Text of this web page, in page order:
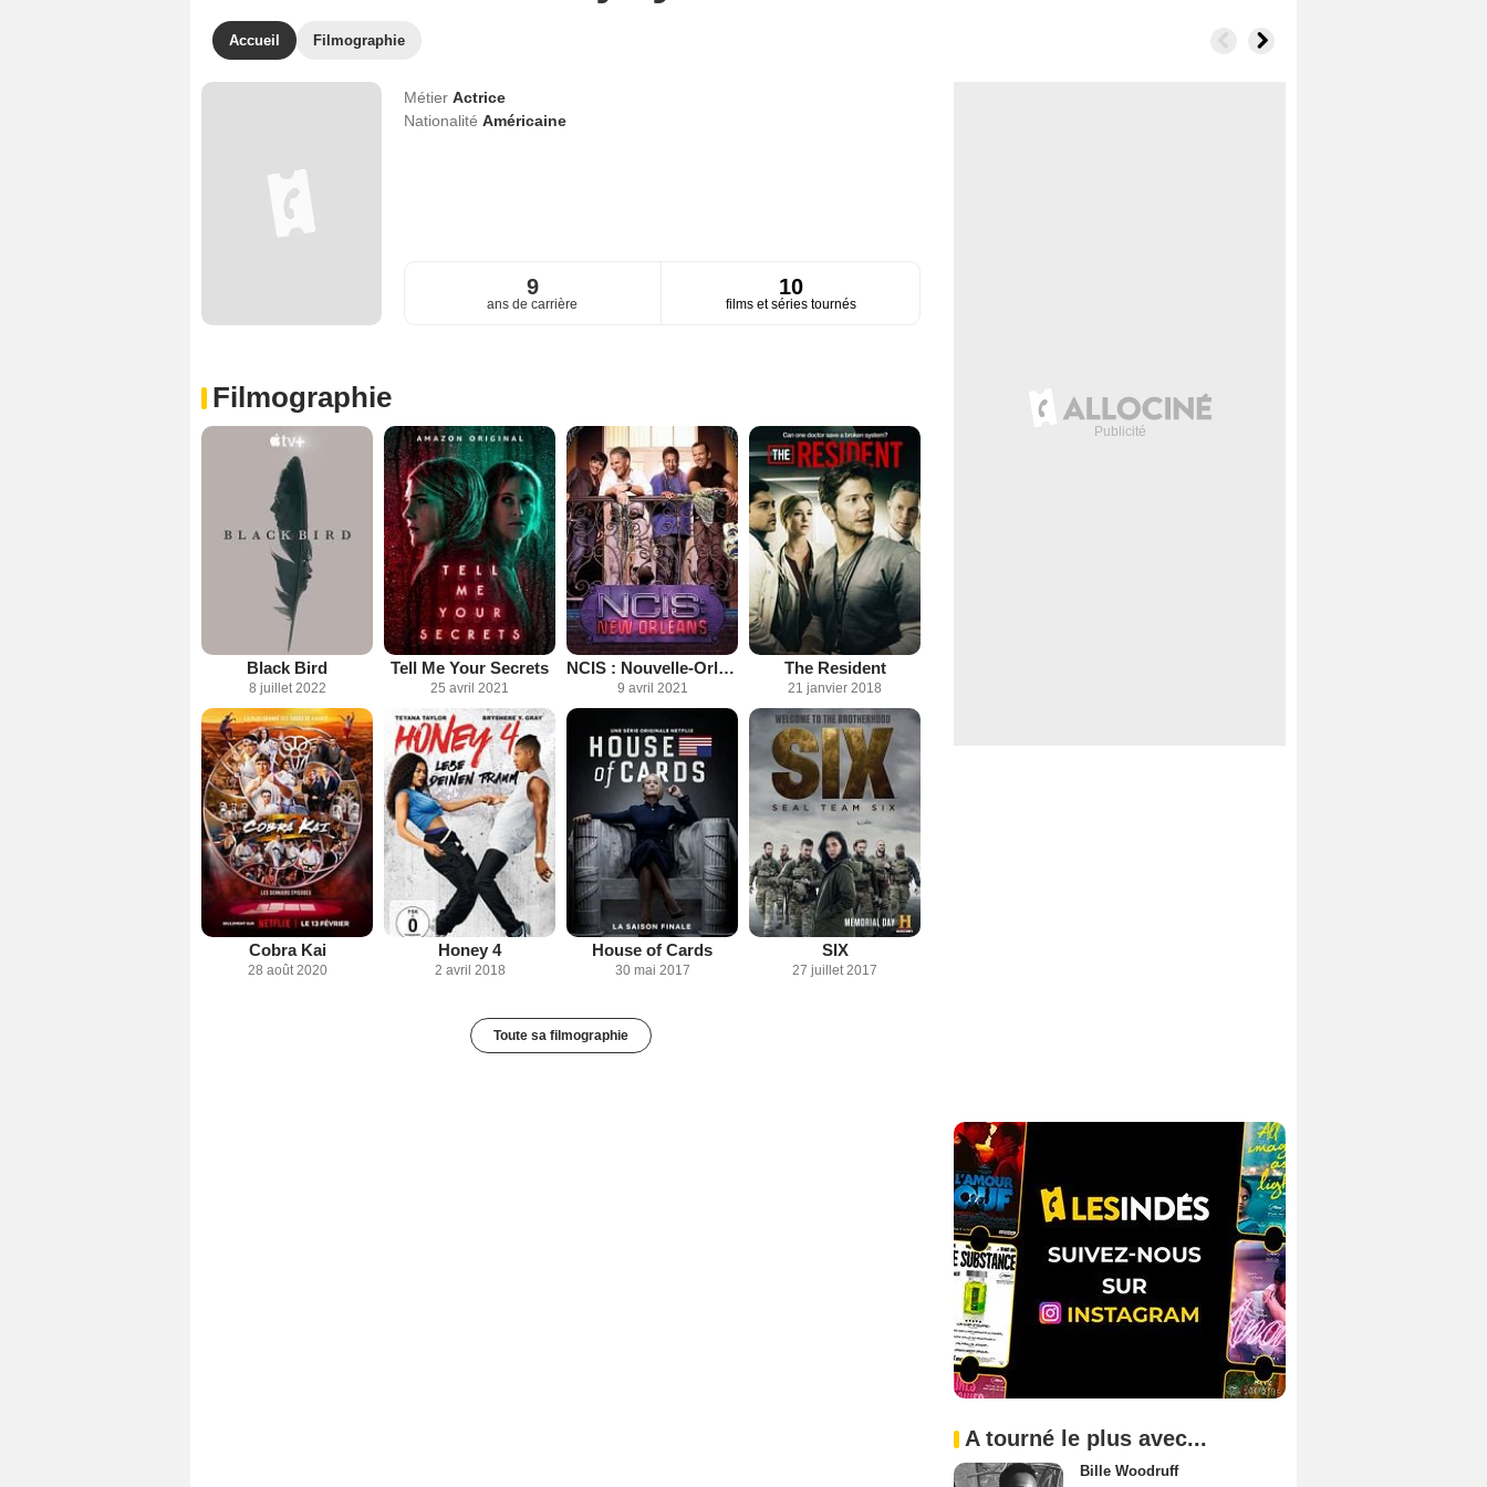
Accueil Filmographie
Métier Actrice
Nationalité Américaine
9
ans de carrière
10
films et séries tournés
Filmographie
Black Bird
8 juillet 2022
Tell Me Your Secrets
25 avril 2021
NCIS : Nouvelle-Orléans
9 avril 2021
The Resident
21 janvier 2018
Cobra Kai
28 août 2020
Honey 4
2 avril 2018
House of Cards
30 mai 2017
SIX
27 juillet 2017
Toute sa filmographie
A tourné le plus avec...
Bille Woodruff